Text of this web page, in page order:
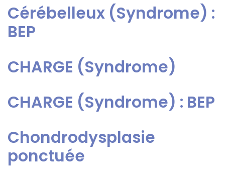
Cérébelleux (Syndrome) :
BEP
CHARGE (Syndrome)
CHARGE (Syndrome) : BEP
Chondrodysplasie
ponctuée